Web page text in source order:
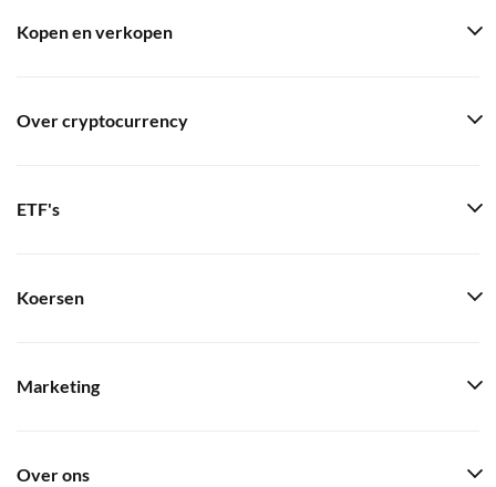
Kopen en verkopen
Over cryptocurrency
ETF's
Koersen
Marketing
Over ons